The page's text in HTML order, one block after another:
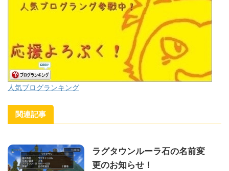
人気ブログランキング
関連記事
ラグタウンルーラ石の名前変
更のお知らせ！